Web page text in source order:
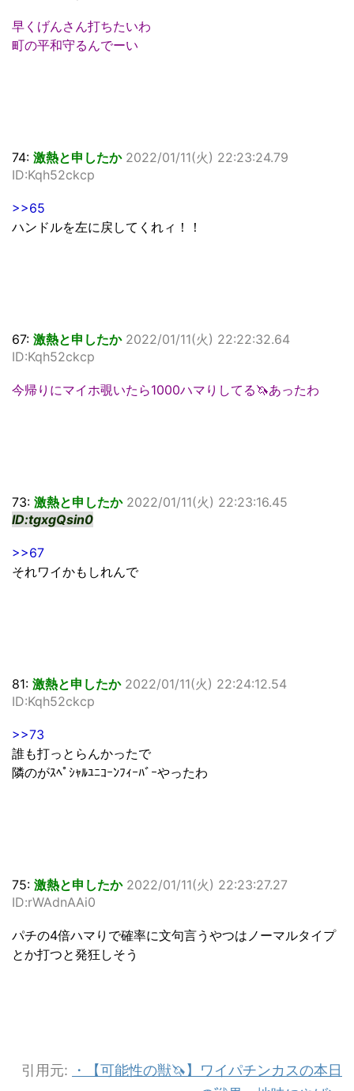
早くげんさん打ちたいわ
町の平和守るんでーい
74: 激熱と申したか 2022/01/11(火) 22:23:24.79
ID:Kqh52ckcp
>>65
ハンドルを左に戻してくれィ！！
67: 激熱と申したか 2022/01/11(火) 22:22:32.64
ID:Kqh52ckcp
今帰りにマイホ覗いたら1000ハマりしてる🦄あったわ
73: 激熱と申したか 2022/01/11(火) 22:23:16.45
ID:tgxgQsin0
>>67
それワイかもしれんで
81: 激熱と申したか 2022/01/11(火) 22:24:12.54
ID:Kqh52ckcp
>>73
誰も打っとらんかったで
隣のがｽﾍﾟｼｬﾙﾕﾆｺｰﾝﾌｨｰﾊﾞｰやったわ
75: 激熱と申したか 2022/01/11(火) 22:23:27.27
ID:rWAdnAAi0
パチの4倍ハマりで確率に文句言うやつはノーマルタイプ
とか打つと発狂しそう
引用元:
・【可能性の獣🦄】ワイパチンカスの本日